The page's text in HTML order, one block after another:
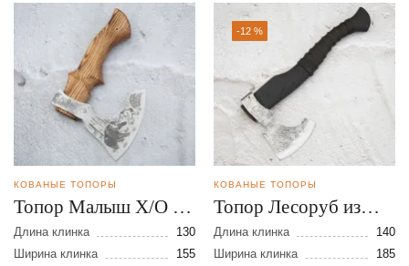
КОВАНЫЕ ТОПОРЫ
Топор Малыш Х/О из
стали 9ХС
Длина клинка
130
Ширина клинка
155
-12 %
КОВАНЫЕ ТОПОРЫ
Топор Лесоруб из
стали 9ХС
Длина клинка
140
Ширина клинка
185